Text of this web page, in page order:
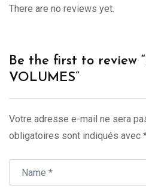
There are no reviews yet.
Be the first to review
VOLUMES”
Votre adresse e-mail ne sera
obligatoires sont indiqués avec